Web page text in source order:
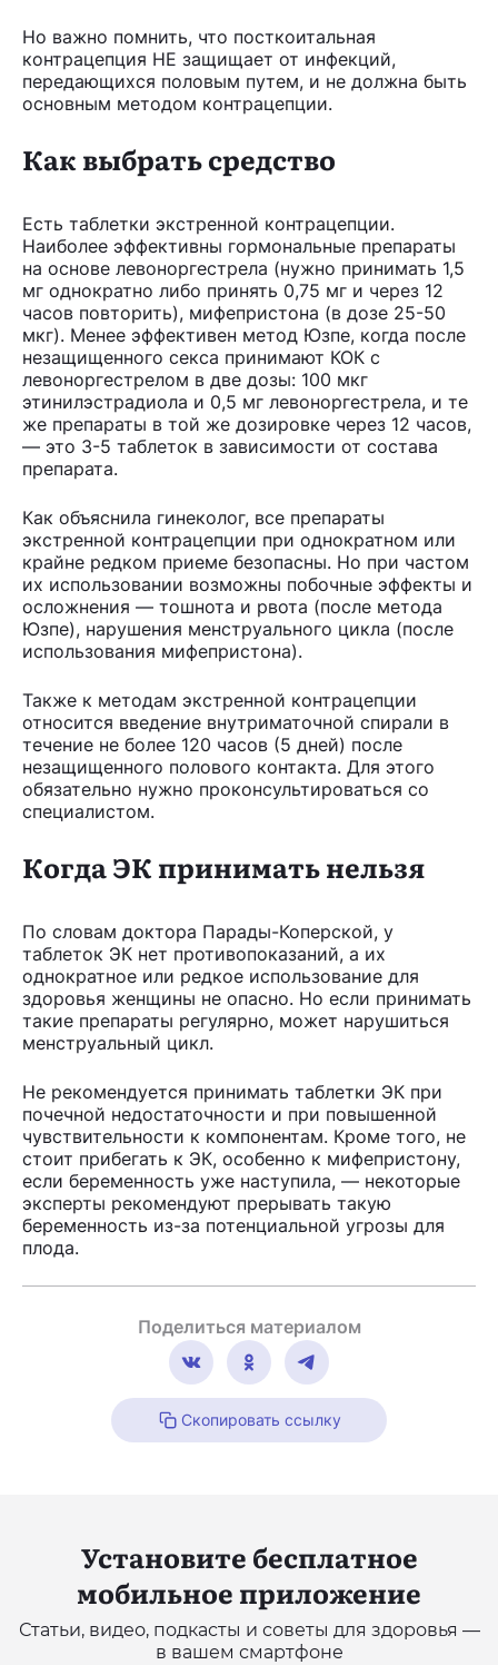
Но важно помнить, что посткоитальная
контрацепция НЕ защищает от инфекций,
передающихся половым путем, и не должна быть
основным методом контрацепции.
Как выбрать средство
Есть таблетки экстренной контрацепции.
Наиболее эффективны гормональные препараты
на основе левоноргестрела (нужно принимать 1,5
мг однократно либо принять 0,75 мг и через 12
часов повторить), мифепристона (в дозе 25-50
мкг). Менее эффективен метод Юзпе, когда после
незащищенного секса принимают КОК с
левоноргестрелом в две дозы: 100 мкг
этинилэстрадиола и 0,5 мг левоноргестрела, и те
же препараты в той же дозировке через 12 часов,
— это 3-5 таблеток в зависимости от состава
препарата.
Как объяснила гинеколог, все препараты
экстренной контрацепции при однократном или
крайне редком приеме безопасны. Но при частом
их использовании возможны побочные эффекты и
осложнения — тошнота и рвота (после метода
Юзпе), нарушения менструального цикла (после
использования мифепристона).
Также к методам экстренной контрацепции
относится введение внутриматочной спирали в
течение не более 120 часов (5 дней) после
незащищенного полового контакта. Для этого
обязательно нужно проконсультироваться со
специалистом.
Когда ЭК принимать нельзя
По словам доктора Парады-Коперской, у
таблеток ЭК нет противопоказаний, а их
однократное или редкое использование для
здоровья женщины не опасно. Но если принимать
такие препараты регулярно, может нарушиться
менструальный цикл.
Не рекомендуется принимать таблетки ЭК при
почечной недостаточности и при повышенной
чувствительности к компонентам. Кроме того, не
стоит прибегать к ЭК, особенно к мифепристону,
если беременность уже наступила, — некоторые
эксперты рекомендуют прерывать такую
беременность из-за потенциальной угрозы для
плода.
Поделиться материалом
Скопировать ссылку
Установите бесплатное
мобильное приложение
Статьи, видео, подкасты и советы для здоровья —
в вашем смартфоне